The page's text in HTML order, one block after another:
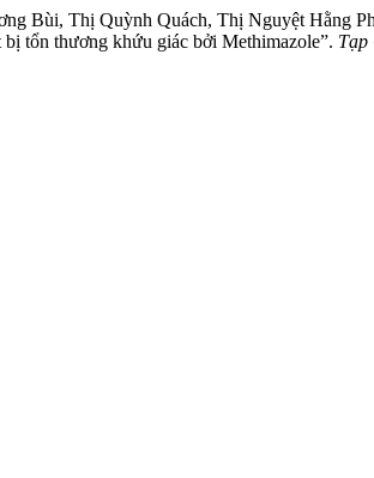
Bùi, Thị Quỳnh Quách, Thị Nguyệt Hằng
tổn thương khứu giác bởi Methimazole”. Tạp